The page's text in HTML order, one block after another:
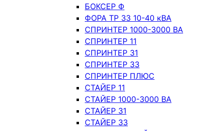
БОКСЕР Ф
ФОРА ТР 33 10-40 кВА
СПРИНТЕР 1000-3000 ВА
СПРИНТЕР 11
СПРИНТЕР 31
СПРИНТЕР 33
СПРИНТЕР ПЛЮС
СТАЙЕР 11
СТАЙЕР 1000-3000 ВА
СТАЙЕР 31
СТАЙЕР 33